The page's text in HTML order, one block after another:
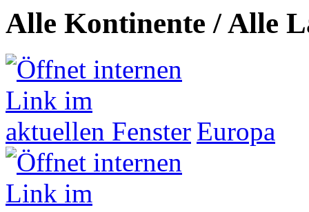
Alle Kontinente / Alle
Europa